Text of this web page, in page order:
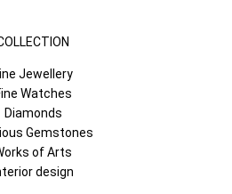
Jewellery
Watches
Diamonds
Gemstones
of Arts
design